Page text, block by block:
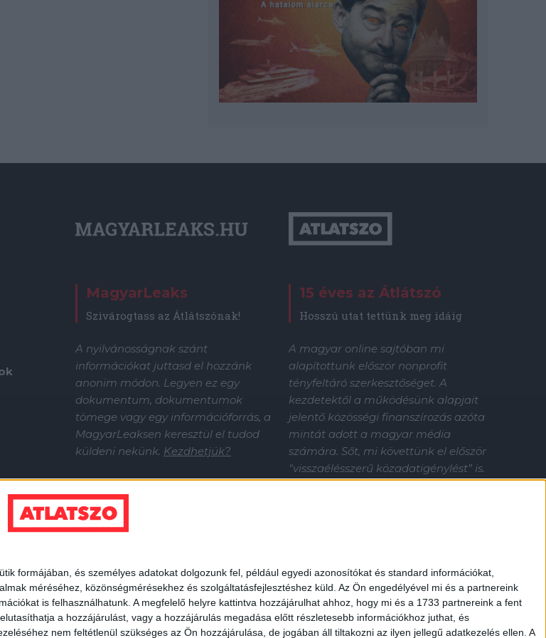
formájában, és személyes adatokat dolgozunk fel, például egyedi azonosítókat és standard információkat,
méréséhez, közönségmérésekhez és szolgáltatásfejlesztéshez küld. Az Ön engedélyével mi és a partnereink
is felhasználhatunk. A megfelelő helyre kattintva hozzájárulhat ahhoz, hogy mi és a 1733 partnereink a fent
a hozzájárulást, vagy a hozzájárulás megadása előtt részletesebb információkhoz juthat, és
nem feltétlenül szükséges az Ön hozzájárulása, de jogában áll tiltakozni az ilyen jellegű adatkezelés ellen. A
MagyarLeaks
Szivárogtass az Átlátszónak!
A nyilvánosságnak szánt
információkat juttasd el hozzánk
anonim módon. Legyen ez egy
dokumentum, dokumentumok
tömege vagy egy információforrás, a
MagyarLeaksen keresztül el tudod
küldeni nekünk. Kezdhetjük?
15 éves az Átlátszó
Hosszú utat tettünk meg idáig
A magyar online sajtóban mi
alapítottunk először nonprofit
tényfeltáró szerkesztőséget. A
kezdetektől a működésünk alapjait
jelentő közösségi finanszírozás azóta
mintát adott a magyar média
számára. Sőt, mi követtünk el először
"visszaélésszerű közadatigénylést” is.
Nélküled nincsenek sztorik.